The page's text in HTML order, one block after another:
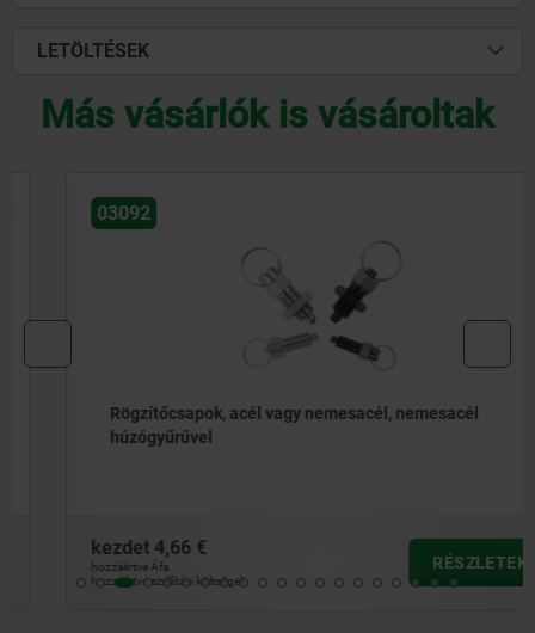
LETÖLTÉSEK
Más vásárlók is vásároltak
Rögzítőcsapok, acél vagy nemesacél, nemesacél
húzógyűrűvel
kezdet4,66 €
hozzáértve Áfa
hozzáértve szállítási költségek
RÉSZLETEK